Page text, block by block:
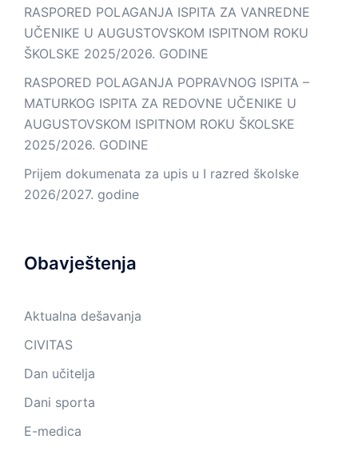
RASPORED POLAGANJA ISPITA ZA VANREDNE
UČENIKE U AUGUSTOVSKOM ISPITNOM ROKU
ŠKOLSKE 2025/2026. GODINE
RASPORED POLAGANJA POPRAVNOG ISPITA –
MATURKOG ISPITA ZA REDOVNE UČENIKE U
AUGUSTOVSKOM ISPITNOM ROKU ŠKOLSKE
2025/2026. GODINE
Prijem dokumenata za upis u I razred školske
2026/2027. godine
Obavještenja
Aktualna dešavanja
CIVITAS
Dan učitelja
Dani sporta
E-medica